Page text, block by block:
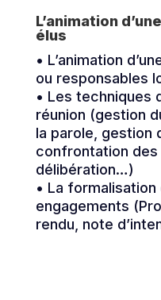
L’animation
élus
• L’animation
ou responsables
• Les techniques
réunion (gestion
la parole, gestion
confrontation des
délibération…)
• La
engagements
rendu, note